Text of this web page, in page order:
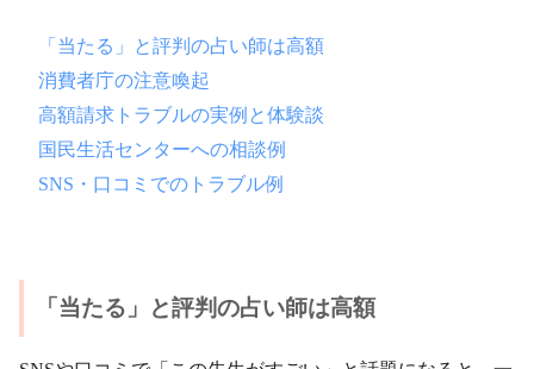
「当たる」と評判の占い師は高額
消費者庁の注意喚起
高額請求トラブルの実例と体験談
国民生活センターへの相談例
SNS・口コミでのトラブル例
「当たる」と評判の占い師は高額